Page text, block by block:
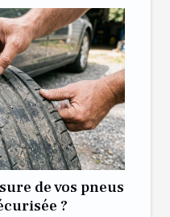
de vos pneus
?